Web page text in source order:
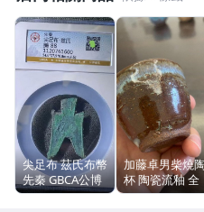
女裝與服飾配件
手錶與飾品配件
相機、攝影與周邊
運動、戶外與休閒
尖足布 茲氏布幣
先秦 GBCA公博
88分 左右茲一
加藤卓男柴燒陶
杯 陶瓷流釉 全
品無磕 6.2cm